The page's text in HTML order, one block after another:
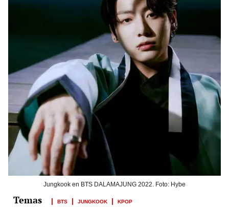
Jungkook en BTS DALAMAJUNG 2022. Foto: Hybe
BTS JUNGKOOK KPOP